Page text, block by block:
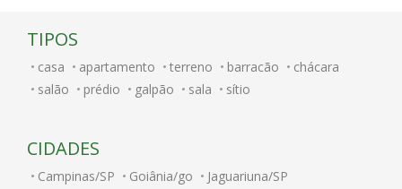
TIPOS
casa apartamento terreno barracão
chácara
salão
prédio galpão sala sítio
CIDADES
Campinas/SP Goiânia/go
Jaguariuna/SP